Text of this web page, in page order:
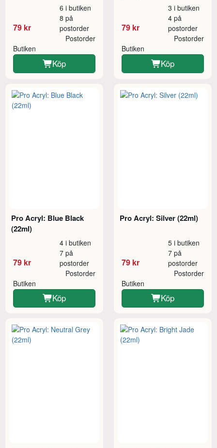
79 kr
6 i butiken
8 på
postorder
Butiken
Postorder
Köp
79 kr
3 i butiken
4 på
postorder
Butiken
Postorder
Köp
Pro Acryl: Blue Black
(22ml)
79 kr
4 i butiken
7 på
postorder
Butiken
Postorder
Köp
Pro Acryl: Silver (22ml)
79 kr
5 i butiken
7 på
postorder
Butiken
Postorder
Köp